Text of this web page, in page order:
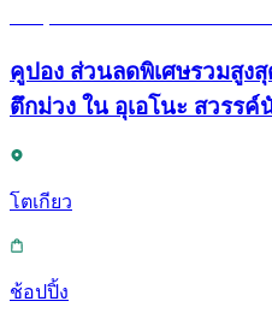
คูปอง ส่วนลดพิเศษรวมสูง
ตึกม่วง ใน อุเอโนะ สวรร
โตเกียว
ช้อปปิ้ง